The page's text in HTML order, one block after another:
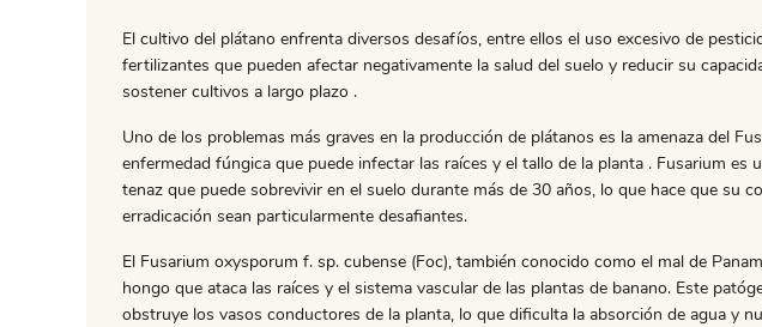
El cultivo del plátano enfrenta diversos desafíos, entre ellos el uso excesivo de
fertilizantes que pueden afectar negativamente la salud del suelo y reducir su
sostener cultivos a largo plazo .
Uno de los problemas más graves en la producción de plátanos es la amenaza del
enfermedad fúngica que puede infectar las raíces y el tallo de la planta . Fusarium es
tenaz que puede sobrevivir en el suelo durante más de 30 años, lo que hace que su
erradicación sean particularmente desafiantes.
El Fusarium oxysporum f. sp. cubense (Foc), también conocido como el mal de
hongo que ataca las raíces y el sistema vascular de las plantas de banano. Este
obstruye los vasos conductores de la planta, lo que dificulta la absorción de agua y